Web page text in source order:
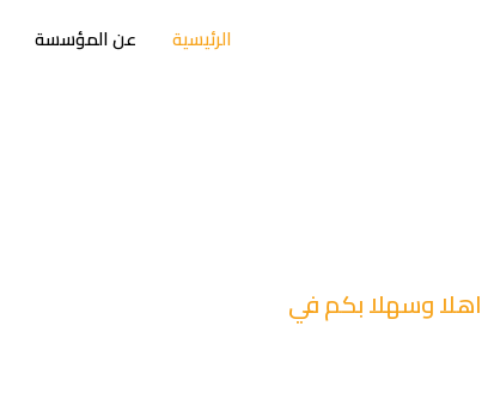
الرئيسية عن المؤسسة
اهلا وسهلا بكم في